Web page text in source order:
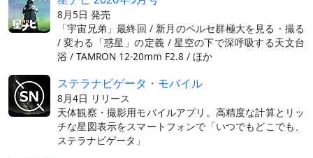
8月5日 発売
「宇宙兄弟」最終回 / 新月のペルセ群極大を見る・撮る
/ 変わる「惑星」の定義 / 星空の下で深呼吸する天文台
浴 / TAMRON 12-20mm F2.8 / ほか
ステラナビゲータ・モバイル
8月4日 リリース
天体観察・撮影用モバイルアプリ。高精度な計算とリッ
チな星図表示をスマートフォンで「いつでもどこでも、
ステラナビゲータ」